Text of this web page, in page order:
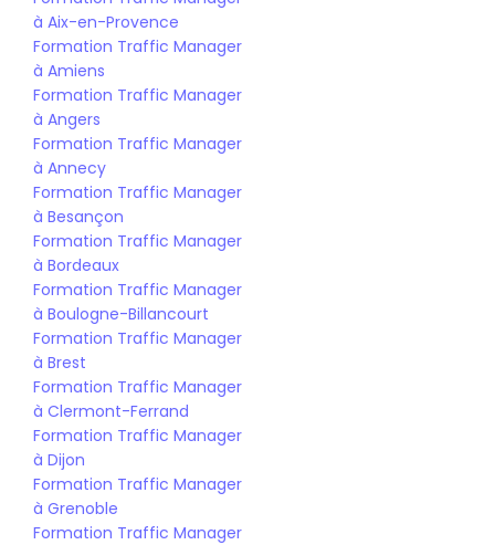
à Aix-en-Provence
Formation Traffic Manager
à Amiens
Formation Traffic Manager
à Angers
Formation Traffic Manager
à Annecy
Formation Traffic Manager
à Besançon
Formation Traffic Manager
à Bordeaux
Formation Traffic Manager
à Boulogne-Billancourt
Formation Traffic Manager
à Brest
Formation Traffic Manager
à Clermont-Ferrand
Formation Traffic Manager
à Dijon
Formation Traffic Manager
à Grenoble
Formation Traffic Manager